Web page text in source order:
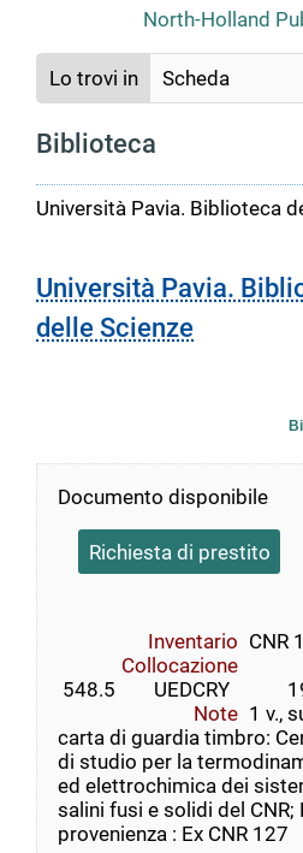
North-Holland
Lo trovi in Scheda
Biblioteca
Università Pavia. Biblioteca
Università Pavia.
delle Scienze
Documento disponibile
Richiesta di prestito
Inventario CNR
Collocazione
548.5        UEDCRY
Note 1 v.,
carta di guardia timbro:
di studio per la
ed elettrochimica dei
salini fusi e solidi del CNR;
provenienza : Ex CNR 127